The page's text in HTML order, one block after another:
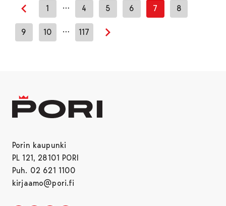
Edellinen sivu
1 … 4 5 6 7 8
9 10 … 117
Seuraava sivu
Porin kaupunki
PL 121, 28101 PORI
Puh. 02 621 1100
kirjaamo@pori.fi